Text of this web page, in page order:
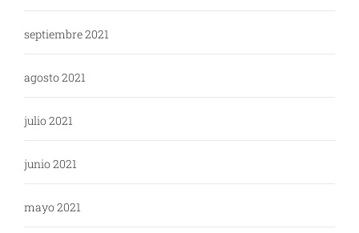
septiembre 2021
agosto 2021
julio 2021
junio 2021
mayo 2021